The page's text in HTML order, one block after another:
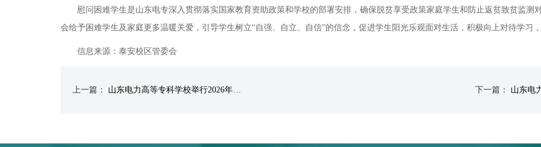
慰问困难学生是山东电专深入贯彻落实国家教育资助政策和学校的部署安排，确保脱贫享受政策家庭学生和防止返贫致贫监测
会给予困难学生及家庭更多温暖关爱，引导学生树立“自强、自立、自信”的信念，促进学生阳光乐观面对生活，积极向上对待学习
信息来源：泰安校区管委会
上一篇： 山东电力高等专科学校举行2026年春季学期开学升国旗仪式 下一篇： 山东电力高等专